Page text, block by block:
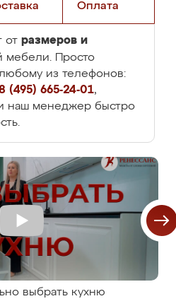
Оплата
от размеров и
мебели. Просто
из телефонов:
(495) 665-24-01,
наш менеджер быстро
выбрать кухню